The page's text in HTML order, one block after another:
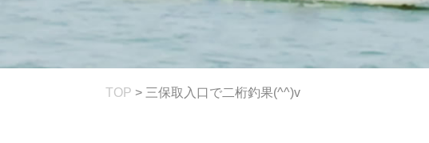
TOP > 三保取入口で二桁釣果(^^)v